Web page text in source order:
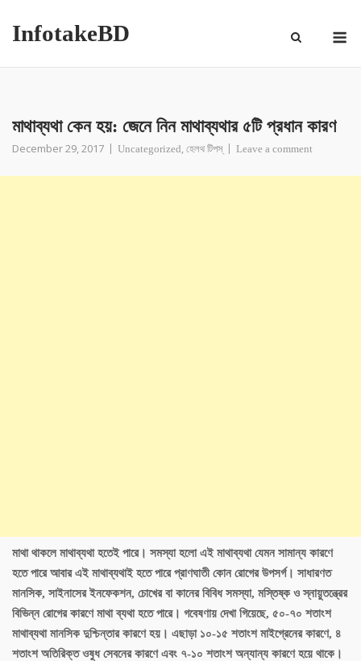
InfotakeBD
মাথাব্যথা কেন হয়: জেনে নিন মাথাব্যথার ৫টি প্রধান কারণ
December 29, 2017 Uncategorized, হেলথ টিপস্ Leave a comment
মাথা থাকলে মাথাব্যথা হতেই পারে। সমস্যা হলো এই মাথাব্যথা যেমন সামান্য কারণে
হতে পারে আবার এই মাথাব্যথাই হতে পারে প্রাণঘাতী কোন রোগের উপসর্গ। সাধারণত
মানসিক, সাইনাসের ইনফেকশন, চোখের বা কানের বিবিধ সমস্যা, মস্তিষ্ক ও স্নায়ুতন্ত্রের
বিভিন্ন রোগের কারণে মাথা ব্যথা হতে পারে। গবেষণায় দেখা গিয়েছে, ৫০-৭০ শতাংশ
মাথাব্যথা মানসিক দুশ্চিন্তার কারণে হয়। এছাড়া ১০-১৫ শতাংশ মাইগ্রেনের কারণে, ৪
শতাংশ অতিরিক্ত ওষুধ সেবনের কারণে এবং ৭-১০ শতাংশ অন্যান্য কারণে হয়ে থাকে।